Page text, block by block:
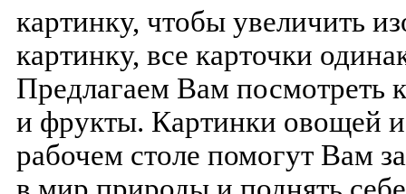
картинку, чтобы увеличить
картинку, все карточки
Предлагаем Вам посмотреть
и фрукты. Картинки овощей
рабочем столе помогут Вам